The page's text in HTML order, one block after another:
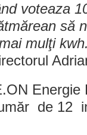
voteaza
mulţi
de 12